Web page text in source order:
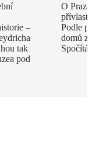
–
tak
pod
O
Podle
domů